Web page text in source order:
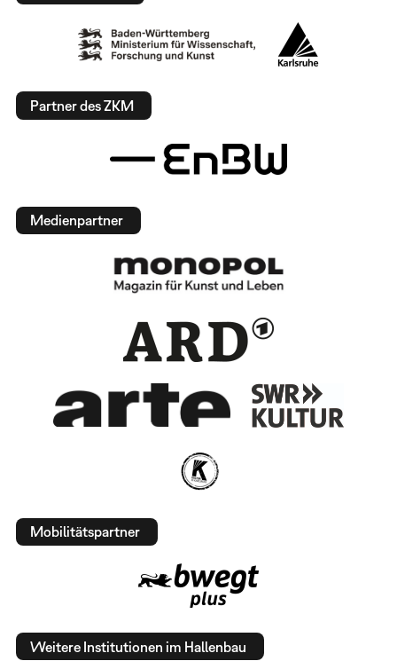
Partner des ZKM
Medienpartner
Mobilitätspartner
Weitere Institutionen im Hallenbau